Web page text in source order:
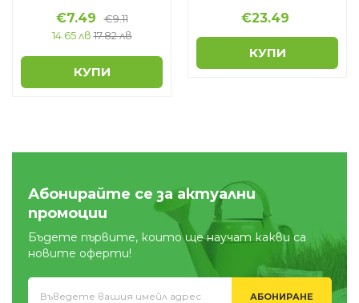
€7.49 €9.11
14.65 лв 17.82 лв
КУПИ
€23.49
КУПИ
Абонирайте се за актуални
промоции
Бъдете първите, които ще научат какви са
новите оферти!
АБОНИРАНЕ